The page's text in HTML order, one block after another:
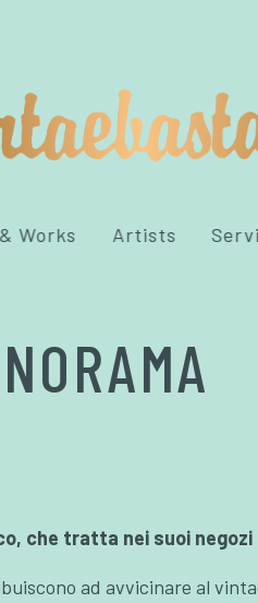
Works Artists
che tratta nei suoi negozi
ad avvicinare al